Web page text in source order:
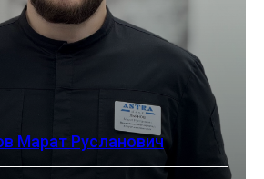
Марат Русланович